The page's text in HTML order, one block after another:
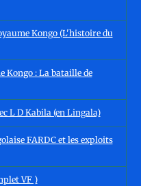
Kongo (L'histoire du
Kongo : La bataille de
L D Kabila (en Lingala)
FARDC et les exploits
VF )